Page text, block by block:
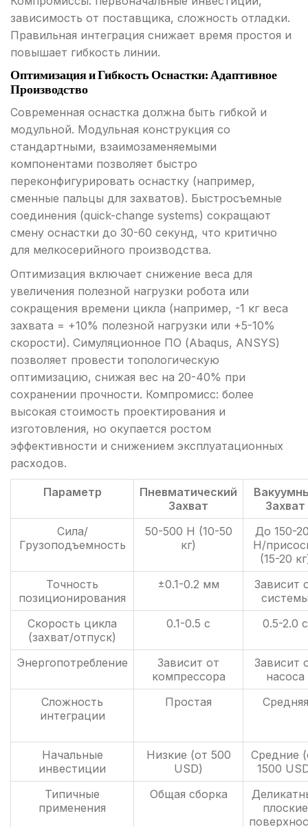
зависимость от поставщика, сложность отладки.
Правильная интеграция снижает время простоя и
повышает гибкость линии.
Оптимизация и Гибкость Оснастки: Адаптивное
Производство
Современная оснастка должна быть гибкой и
модульной. Модульная конструкция со
стандартными, взаимозаменяемыми
компонентами позволяет быстро
переконфигурировать оснастку (например,
сменные пальцы для захватов). Быстросъемные
соединения (quick-change systems) сокращают
смену оснастки до 30-60 секунд, что критично
для мелкосерийного производства.
Оптимизация включает снижение веса для
увеличения полезной нагрузки робота или
сокращения времени цикла (например, -1 кг веса
захвата = +10% полезной нагрузки или +5-10%
скорости). Симуляционное ПО (Abaqus, ANSYS)
позволяет провести топологическую
оптимизацию, снижая вес на 20-40% при
сохранении прочности. Компромисс: более
высокая стоимость проектирования и
изготовления, но окупается ростом
эффективности и снижением эксплуатационных
расходов.
Параметр
Пневматический
Захват
Захват
Сила/
Грузоподъемность
50-500 Н (10-50
кг)
До 150-
Н/
(15-20
Точность
позиционирования
±0.1-0.2 мм
Зависит
Скорость цикла
(захват/отпуск)
0.1-0.5 с 0.5-2.0 с
Энергопотребление
Зависит от
компрессора
Зависит
насоса
Сложность
интеграции
Простая Средняя
Начальные
инвестиции
Низкие (от 500
USD)
Средние
1500
Типичные
применения
Общая сборка
плоские